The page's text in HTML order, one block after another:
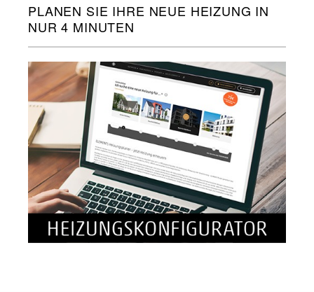
PLANEN SIE IHRE NEUE HEIZUNG IN
NUR 4 MINUTEN